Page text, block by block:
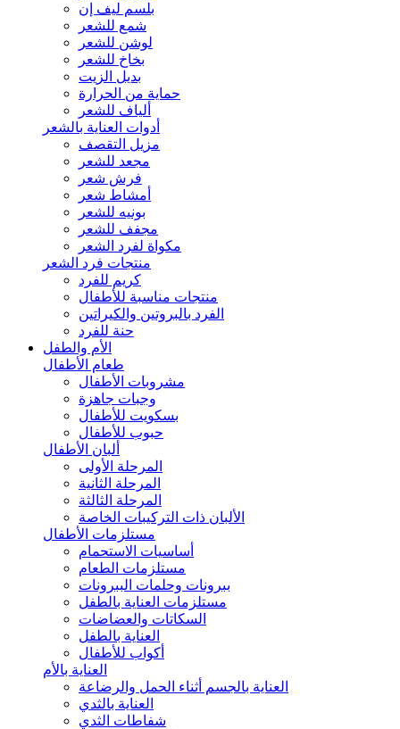
بلسم ليف إن
شمع للشعر
لوشن للشعر
بخاخ للشعر
بديل الزيت
حماية من الحرارة
ألياف للشعر
أدوات العناية بالشعر
مزيل التقصف
مجعد للشعر
فرش شعر
أمشاط شعر
بونيه للشعر
مجفف للشعر
مكواة لفرد الشعر
منتجات فرد الشعر
كريم للفرد
منتجات مناسبة للأطفال
الفرد بالبروتين والكيراتين
حنة للفرد
الأم والطفل
طعام الأطفال
مشروبات الأطفال
وجبات جاهزة
بسكويت للأطفال
حبوب للأطفال
ألبان الأطفال
المرحلة الأولى
المرحلة الثانية
المرحلة الثالثة
الألبان ذات التركيبات الخاصة
مستلزمات الأطفال
أساسيات الاستحمام
مستلزمات الطعام
ببرونات وحلمات الببرونات
مستلزمات العناية بالطفل
السكاتات والعضاضات
العناية بالطفل
أكواب للأطفال
العناية بالأم
العناية بالجسم أثناء الحمل والرضاعة
العناية بالثدي
شفاطات الثدي